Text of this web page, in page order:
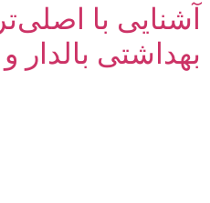
آشنایی با
بهداشتی بالدار